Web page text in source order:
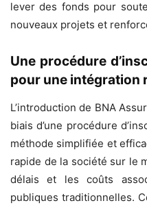
lever des fonds pour
nouveaux projets et
Une procédure
pour une intégration
L’introduction de BNA
biais d’une procédure
méthode simplifiée et
rapide de la société sur le
délais et les coûts
publiques traditionnelles.